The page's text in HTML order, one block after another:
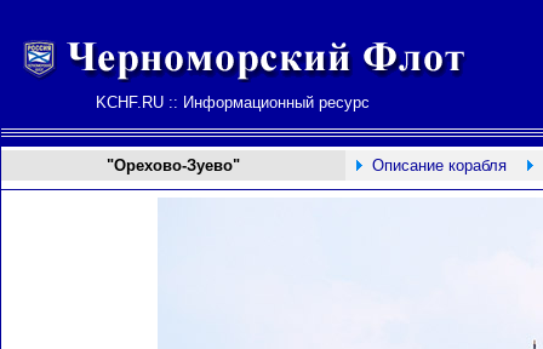
KCHF.RU :: Информационный ресурс
"Орехово-Зуево" Описание корабля